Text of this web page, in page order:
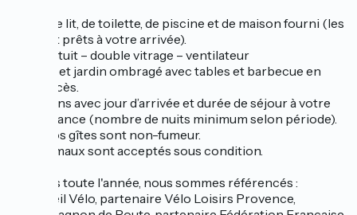
Linge de lit, de toilette, de piscine et de maison fourni (les
lits sont prêts à votre arrivée).
Wifi gratuit – double vitrage – ventilateur
Piscine et jardin ombragé avec tables et barbecue en
libre accès.
Locations avec jour d’arrivée et durée de séjour à votre
convenance (nombre de nuits minimum selon période).
Tous nos gîtes sont non-fumeur.
Les animaux sont acceptés sous condition.
Ouverts toute l'année, nous sommes référencés :
- Accueil Vélo, partenaire Vélo Loisirs Provence,